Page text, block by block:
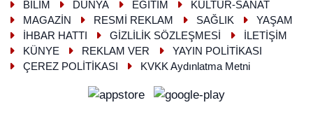
BİLİM
DÜNYA EĞİTİM
KÜLTÜR-SANAT
MAGAZİN
RESMİ REKLAM SAĞLIK
YAŞAM
İHBAR HATTI
GİZLİLİK SÖZLEŞMESİ
İLETİŞİM
KÜNYE
REKLAM VER
YAYIN POLİTİKASI
ÇEREZ POLİTİKASI
KVKK Aydınlatma Metni